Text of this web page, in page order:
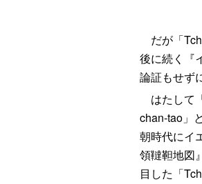
だが「
後に続く『
論証もせず
はたして
chan-tao」
朝時代にイ
領韃靼地図
目した「